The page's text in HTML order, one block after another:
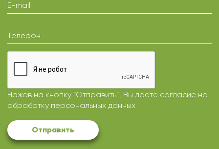
E-mail
Телефон
Нажав на кнопку “Отправить”, Вы даете согласие на
обработку персональных данных
Отправить